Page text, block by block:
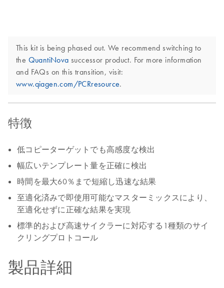
This kit is being phased out. We recommend switching to
the QuantiNova successor product. For more information
and FAQs on this transition, visit:
www.qiagen.com/PCRresource.
特徴
低コピーターゲットでも高感度な検出
幅広いテンプレート量を正確に検出
時間を最大60％まで短縮し迅速な結果
至適化済みで即使用可能なマスターミックスにより、
至適化せずに正確な結果を実現
標準的および高速サイクラーに対応する1種類のサイ
クリングプロトコール
製品詳細